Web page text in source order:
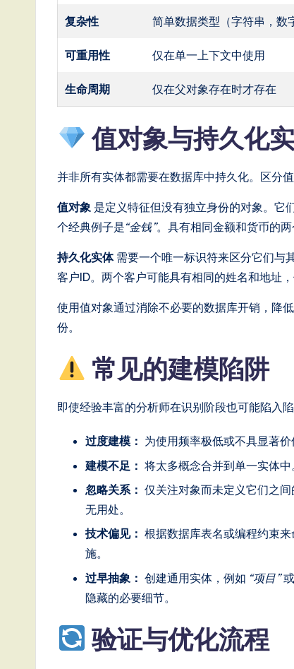
it
In
复杂性 简单数据类型（字符串，数
可重用性 仅在单一上下文中使用
生命周期 仅在父对象存在时才存在
值对象与持久化
并非所有实体都需要在数据库中持久化。区分
值对象 是定义特征但没有独立身份的对象。它
个经典例子是“金钱”。具有相同金额和货币的
持久化实体需要一个唯一标识符来区分它们与
客户ID。两个客户可能具有相同的姓名和地址，
使用值对象通过消除不必要的数据库开销，降
份。
常见的建模陷阱
即使经验丰富的分析师在识别阶段也可能陷入
过度建模： 为使用频率极低或不具显著
建模不足： 将太多概念合并到单一实体中
忽略关系： 仅关注对象而未定义它们之
无用处。
技术偏见： 根据数据库表名或编程约束
施。
过早抽象： 创建通用实体，例如 “项目”或
隐藏的必要细节。
验证与优化流程